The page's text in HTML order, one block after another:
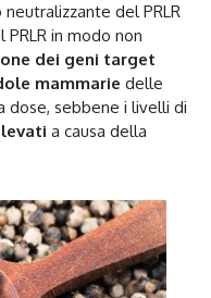
neutralizzante del PRLR
in modo non
dei geni target
mammarie delle
dose, sebbene i livelli di
a causa della